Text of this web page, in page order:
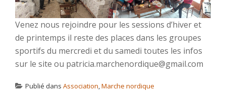
Venez nous rejoindre pour les sessions d’hiver et
de printemps il reste des places dans les groupes
sportifs du mercredi et du samedi toutes les infos
sur le site ou patricia.marchenordique@gmail.com
Publié dans Association,Marche nordique